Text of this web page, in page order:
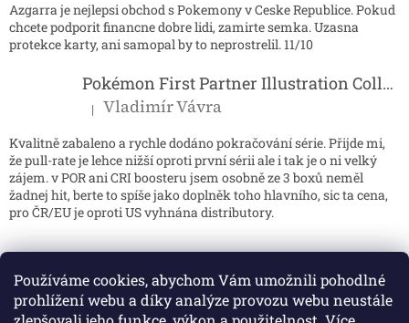
Používáme cookies, abychom Vám umožnili pohodlné
prohlížení webu a díky analýze provozu webu neustále
Azgarra je nejlepsi obchod s Pokemony v Ceske Republice. Pokud
chcete podporit financne dobre lidi, zamirte semka. Uzasna
protekce karty, ani samopal by to neprostrelil. 11/10
Pokémon First Partner Illustration Collection - Series 2
Hodnocení produktu je 5 z 5 hvězdiček.
| Vladimír Vávra
Kvalitně zabaleno a rychle dodáno pokračování série. Přijde mi,
že pull-rate je lehce nižší oproti první sérii ale i tak je o ni velký
zájem. v POR ani CRI boosteru jsem osobně ze 3 boxů neměl
žadnej hit, berte to spíše jako doplněk toho hlavního, sic ta cena,
pro ČR/EU je oproti US vyhnána distributory.